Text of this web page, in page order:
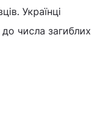
Українці
числа загиблих